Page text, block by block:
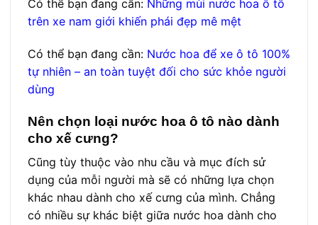
Có thể bạn đang cần: Những mùi nước hoa ô tô
trên xe nam giới khiến phái đẹp mê mệt
Có thể bạn đang cần: Nước hoa để xe ô tô 100%
tự nhiên – an toàn tuyệt đối cho sức khỏe người
dùng
Nên chọn loại nước hoa ô tô nào dành
cho xế cưng?
Cũng tùy thuộc vào nhu cầu và mục đích sử
dụng của mỗi người mà sẽ có những lựa chọn
khác nhau dành cho xế cưng của mình. Chẳng
có nhiều sự khác biệt giữa nước hoa dành cho